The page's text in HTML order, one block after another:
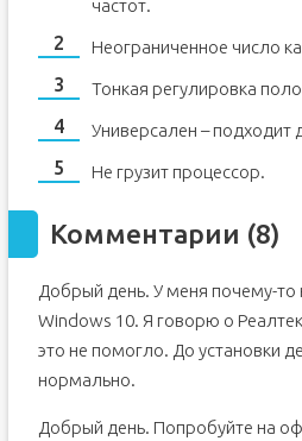
частот.
Неограниченное число
Тонкая регулировка
Универсален – подходит
Не грузит процессор.
Комментарии (8)
Добрый день. У меня почему-то
Windows 10. Я говорю о
это не помогло. До установки
нормально.
Добрый день. Попробуйте на